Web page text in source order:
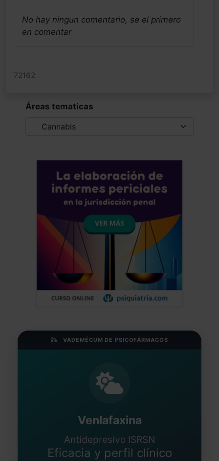
No hay ningun comentario, se el primero
en comentar
72162
Áreas tematicas
VADEMÉCUM DE PSICOFÁRMACOS
Venlafaxina
Antidepresivo ISRSN
Eficacia y perfil clínico